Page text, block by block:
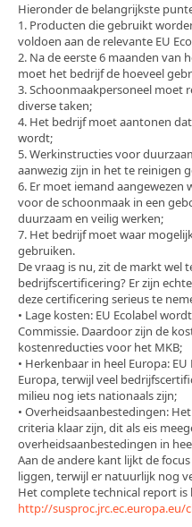
Hieronder de belangrijkste
1. Producten die gebruikt
voldoen aan de relevante EU
2. Na de eerste 6 maanden van
moet het bedrijf de hoeveel
3. Schoonmaakpersoneel moet
diverse taken;
4. Het bedrijf moet aantonen
wordt;
5. Werkinstructies voor
aanwezig zijn in het te reinigen
6. Er moet iemand
voor de schoonmaak in een
duurzaam en veilig werken;
7. Het bedrijf moet waar
gebruiken.
De vraag is nu, zit de markt wel
bedrijfscertificering? Er zijn
deze certificering serieus te
• Lage kosten: EU Ecolabel
Commissie. Daardoor zijn de
kostenreducties voor het MKB;
• Herkenbaar in heel Europa:
Europa, terwijl veel
milieu nog iets nationaals zijn;
• Overheidsaanbestedingen:
criteria klaar zijn, dit als eis
overheidsaanbestedingen in
Aan de andere kant lijkt de
liggen, terwijl er natuurlijk nog
Het complete technical report
http://susproc.jrc.ec.europa.eu/